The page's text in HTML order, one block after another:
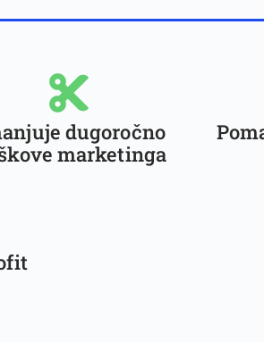
dugoročno
marketinga